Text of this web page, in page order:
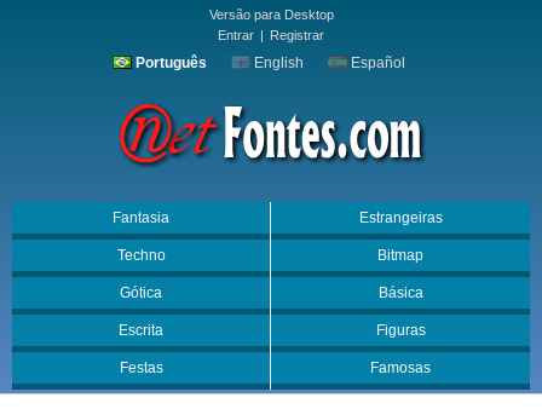
Versão para Desktop
Entrar | Registrar
Português English Español
Fantasia Estrangeiras
Techno Bitmap
Gótica Básica
Escrita Figuras
Festas Famosas